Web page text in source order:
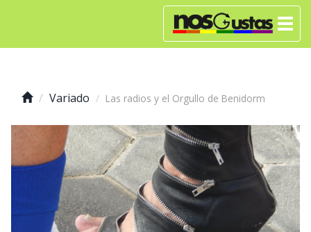
Variado Las radios y el Orgullo de Benidorm